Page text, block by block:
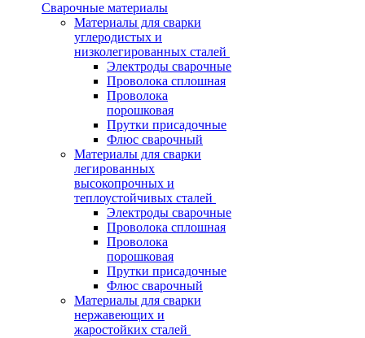
Сварочные материалы
Материалы для сварки
углеродистых и
низколегированных сталей
Электроды сварочные
Проволока сплошная
Проволока
порошковая
Прутки присадочные
Флюс сварочный
Материалы для сварки
легированных
высокопрочных и
теплоустойчивых сталей
Электроды сварочные
Проволока сплошная
Проволока
порошковая
Прутки присадочные
Флюс сварочный
Материалы для сварки
нержавеющих и
жаростойких сталей